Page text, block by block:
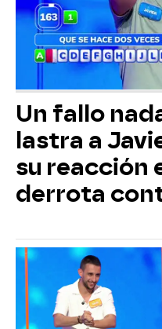
Un fallo
lastra a
su reacción
derrota